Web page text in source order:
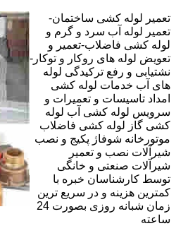
تعمیر لوله کشی ساختمان-
تعمیر لوله آب سرد و گرم و
لوله کشی فاضلاب-تعمیر و
تعویض لوله های روکار و توکار-
نشتیابی و رفع ترکیدگی لوله
های آب خدمات لوله کشی
امداد تاسیسات و تعمیرات و
سرویس لوله کشی آب لوله
کشی گاز لوله کشی فاضلاب
موتورخانه شوفاژ پکیج و نصب
شیرآلات نصب و تعمیر
شیرآلات صنعتی و خانگی
توسط کارشناسان خبره با
کمترین هزینه و در سریع ترین
زمان شبانه روزی بصورت 24
ساعته